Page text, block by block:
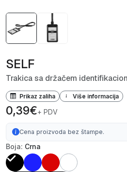
SELF
Trakica sa držačem
Prikaz zaliha Više informacija
0,39€+ PDV
Cena proizvoda bez štampe.
Boja: Crna